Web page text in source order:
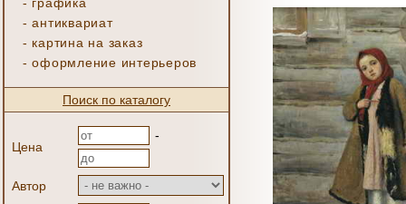
-антиквариат
- картина на заказ
-оформление интерьеров
Поиск по каталогу
Цена
-
Автор